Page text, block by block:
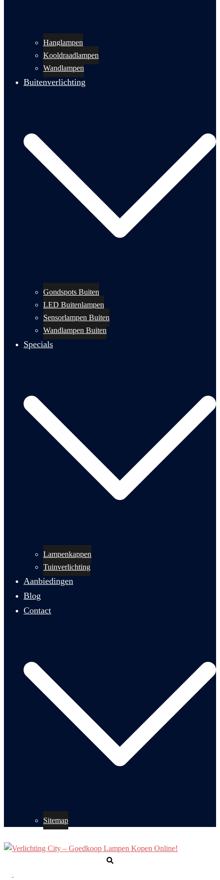
Hanglampen
Kooldraadlampen
Wandlampen
Buitenverlichting
Gondspots Buiten
LED Buitenlampen
Sensorlampen Buiten
Wandlampen Buiten
Specials
Lampenkappen
Tuinverlichting
Aanbiedingen
Blog
Contact
Sitemap